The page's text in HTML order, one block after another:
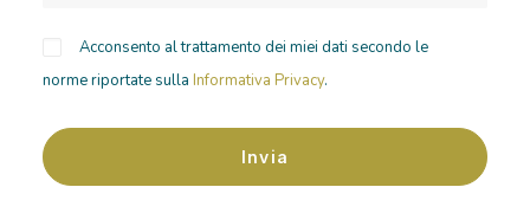
Acconsento al trattamento dei miei dati secondo le
norme riportate sulla Informativa Privacy.